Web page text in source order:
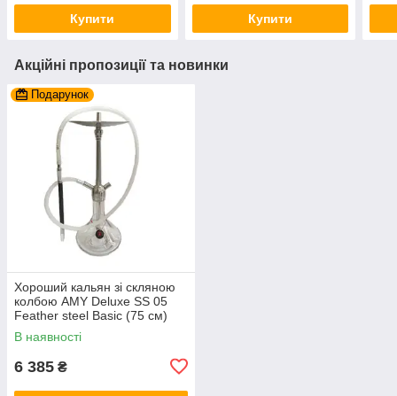
Купити Купити
Акційні пропозиції та новинки
Подарунок
Хороший кальян зі скляною
колбою AMY Deluxe SS 05
Feather steel Basic (75 см)
Прозорий
В наявності
6 385 ₴